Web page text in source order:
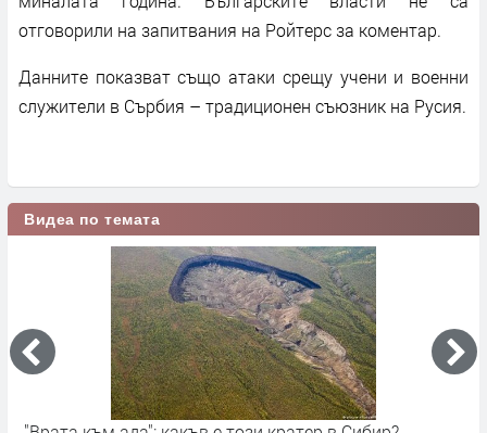
отговорили на запитвания на Ройтерс за коментар.
Данните показват също атаки срещу учени и военни
служители в Сърбия – традиционен съюзник на Русия.
Видеа по темата